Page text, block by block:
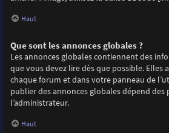
Haut
Que sont les annonces globales ?
Les annonces globales contiennent des
que vous devez lire dès que possible. Elles
chaque forum et dans votre panneau de
publier des annonces globales dépend des
l’administrateur.
Haut